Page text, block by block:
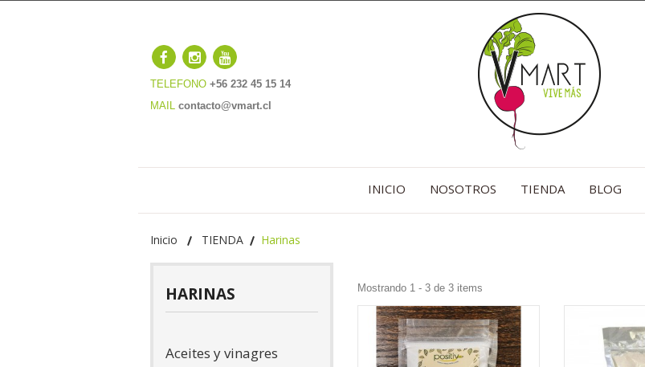
TELEFONO +56 232 45 15 14
MAIL contacto@vmart.cl
INICIO NOSOTROS TIENDA BLOG
Inicio TIENDA Harinas
HARINAS
Aceites y vinagres
Mostrando 1 - 3 de 3 items